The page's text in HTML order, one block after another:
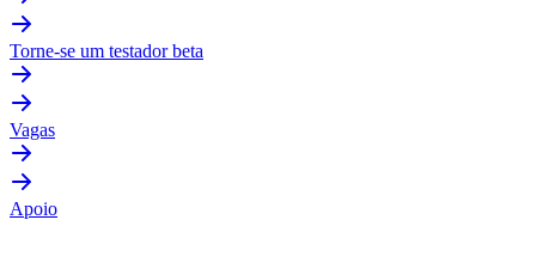
Torne-se um testador beta
Vagas
Apoio